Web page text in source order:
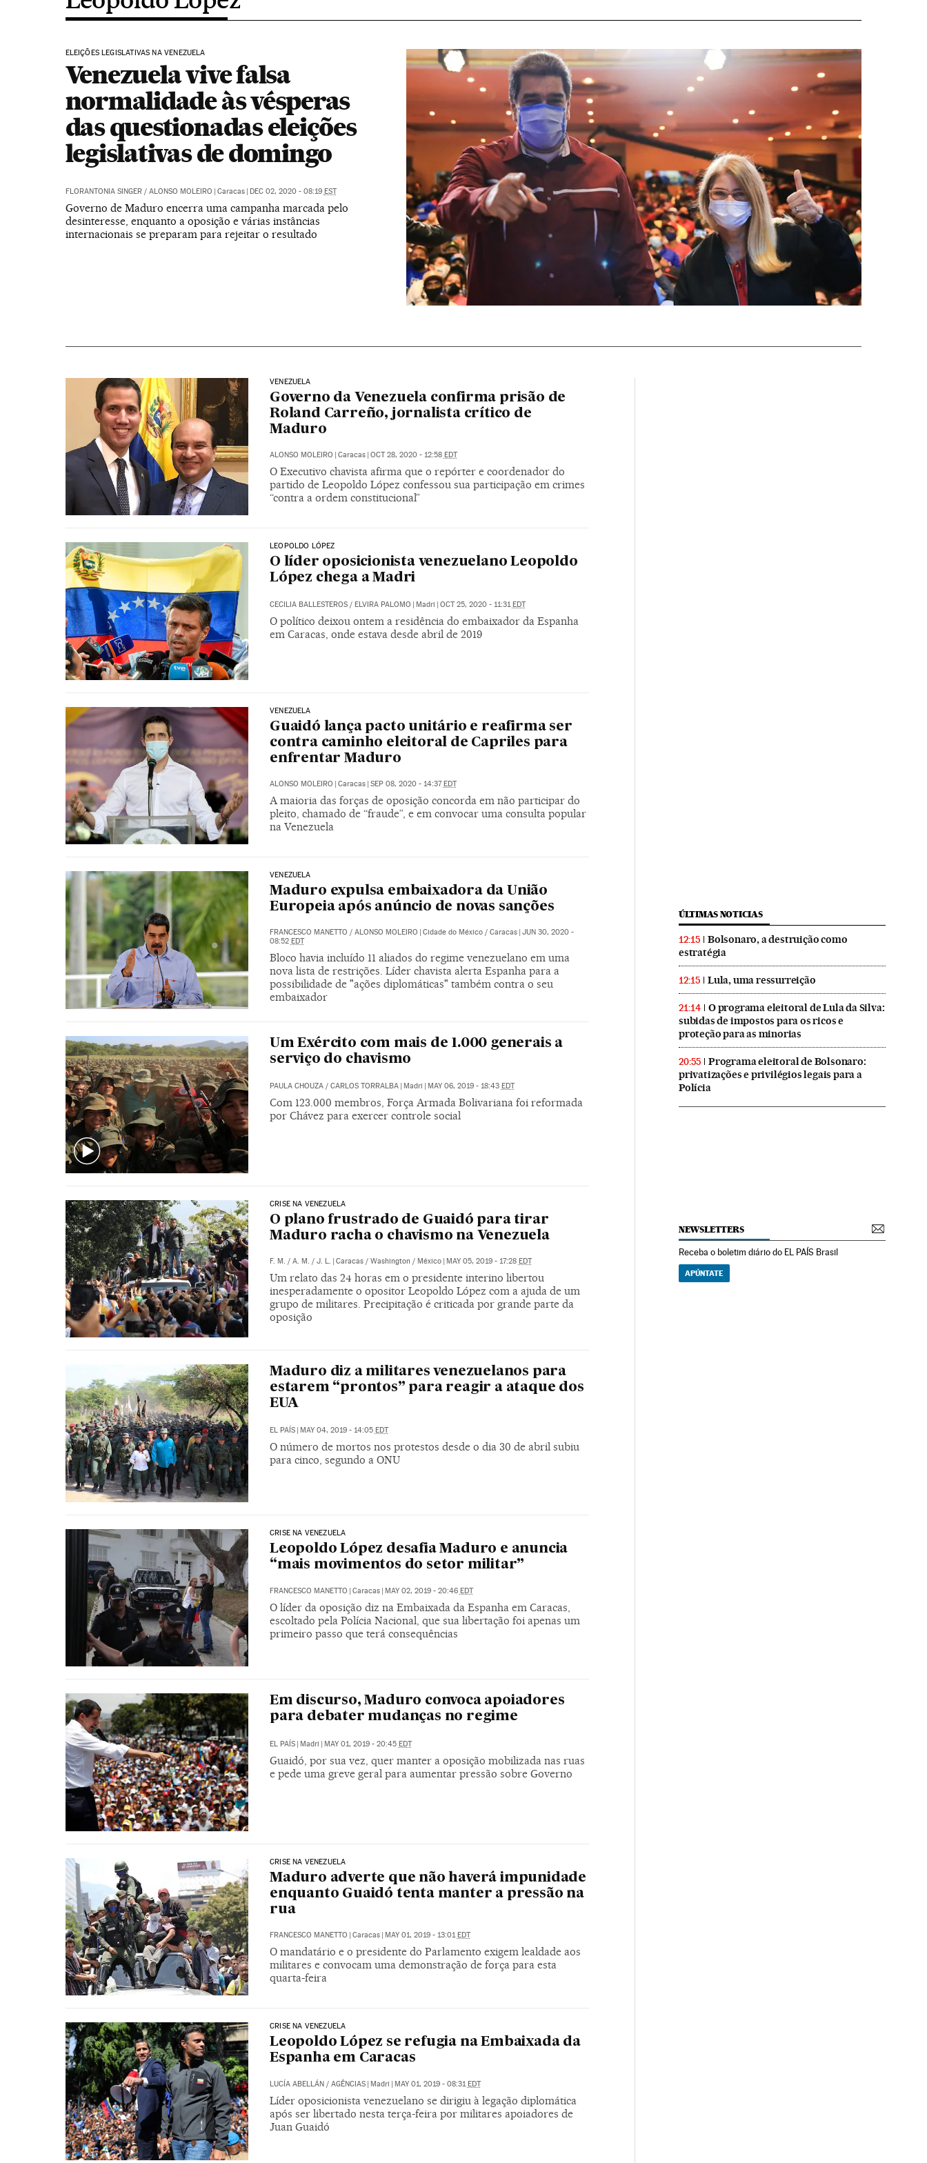
ELEIÇÕES LEGISLATIVAS NA VENEZUELA
Venezuela vive falsa
normalidade às vésperas
das questionadas eleições
legislativas de domingo
FLORANTONIA SINGER/ ALONSO MOLEIRO | Caracas | DEC 02, 2020 - 08:19 EST
Governo de Maduro encerra uma campanha marcada pelo
desinteresse, enquanto a oposição e várias instâncias
internacionais se preparam para rejeitar o resultado
VENEZUELA
Governo da Venezuela confirma prisão de
Roland Carreño, jornalista crítico de
Maduro
ALONSO MOLEIRO | Caracas | OCT 28, 2020 - 12:58 EDT
O Executivo chavista afirma que o repórter e coordenador do
partido de Leopoldo López confessou sua participação em crimes
“contra a ordem constitucional”
LEOPOLDO LÓPEZ
O líder oposicionista venezuelano Leopoldo
López chega a Madri
CECILIA BALLESTEROS/ ELVIRA PALOMO Madri OCT 25, 2020 - 11:31 EDT
O político deixou ontem a residência do embaixador da Espanha
em Caracas, onde estava desde abril de 2019
VENEZUELA
Guaidó lança pacto unitário e reafirma ser
contra caminho eleitoral de Capriles para
enfrentar Maduro
ALONSO MOLEIRO | Caracas | SEP 08, 2020 - 14:37EDT
A maioria das forças de oposição concorda em não participar do
pleito, chamado de “fraude”, e em convocar uma consulta popular
na Venezuela
VENEZUELA
Maduro expulsa embaixadora da União
Europeia após anúncio de novas sanções
FRANCESCO MANETTO / ALONSO MOLEIRO | Cidade do México / Caracas | JUN 30, 2020 -
08:52 EDT
Bloco havia incluído 11 aliados do regime venezuelano em uma
nova lista de restrições. Líder chavista alerta Espanha para a
possibilidade de "ações diplomáticas" também contra o seu
embaixador
Um Exército com mais de 1.000 generais a
serviço do chavismo
PAULA CHOUZA/ CARLOS TORRALBA Madri MAY 06, 2019 - 18:43 EDT
Com 123.000 membros, Força Armada Bolivariana foi reformada
por Chávez para exercer controle social
CRISE NA VENEZUELA
O plano frustrado de Guaidó para tirar
Maduro racha o chavismo na Venezuela
F. M. / A. M. / J. L. | Caracas / Washington / México | MAY 05, 2019 - 17:28 EDT
Um relato das 24 horas em o presidente interino libertou
inesperadamente o opositor Leopoldo López com a ajuda de um
grupo de militares. Precipitação é criticada por grande parte da
oposição
Maduro diz a militares venezuelanos para
estarem “prontos” para reagir a ataque dos
EUA
EL PAÍS | MAY 04, 2019 - 14:05 EDT
O número de mortos nos protestos desde o dia 30 de abril subiu
para cinco, segundo a ONU
CRISE NA VENEZUELA
Leopoldo López desafia Maduro e anuncia
“mais movimentos do setor militar”
FRANCESCO MANETTO | Caracas | MAY 02, 2019 - 20:46 EDT
O líder da oposição diz na Embaixada da Espanha em Caracas,
escoltado pela Polícia Nacional, que sua libertação foi apenas um
primeiro passo que terá consequências
Em discurso, Maduro convoca apoiadores
para debater mudanças no regime
EL PAÍS | Madri | MAY 01, 2019 - 20:45 EDT
Guaidó, por sua vez, quer manter a oposição mobilizada nas ruas
e pede uma greve geral para aumentar pressão sobre Governo
CRISE NA VENEZUELA
Maduro adverte que não haverá impunidade
enquanto Guaidó tenta manter a pressão na
rua
FRANCESCO MANETTO | Caracas | MAY 01, 2019 - 13:01 EDT
O mandatário e o presidente do Parlamento exigem lealdade aos
militares e convocam uma demonstração de força para esta
quarta-feira
CRISE NA VENEZUELA
Leopoldo López se refugia na Embaixada da
Espanha em Caracas
LUCÍA ABELLÁN/ AGÊNCIAS | Madri | MAY 01, 2019 - 08:31EDT
Líder oposicionista venezuelano se dirigiu à legação diplomática
após ser libertado nesta terça-feira por militares apoiadores de
Juan Guaidó
ÚLTIMAS NOTICIAS
12:15
Bolsonaro, a destruição como
estratégia
12:15 Lula, uma ressurreição
21:14
O programa eleitoral de Lula da Silva:
subidas de impostos para os ricos e
proteção para as minorias
20:55
Programa eleitoral de Bolsonaro:
privatizações e privilégios legais para a
Polícia
NEWSLETTERS
Receba o boletim diário do EL PAÍS Brasil
APÚNTATE